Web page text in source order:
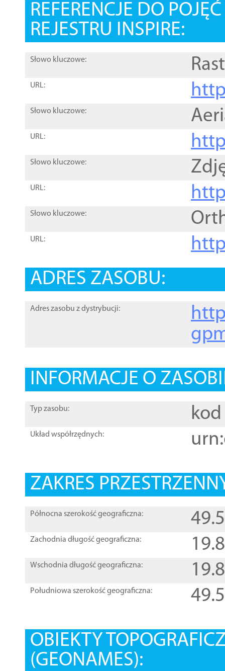
REFERENCJE DO
REJESTRU INSPIRE:
Słowo kluczowe:
URL:
Słowo kluczowe:
URL:
Słowo kluczowe:
URL:
Słowo kluczowe:
URL:
ADRES ZASOBU:
Adres zasobu z dystrybucji:
INFORMACJE O
Typ zasobu: kod
Układ współrzędnych:
ZAKRES
Północna szerokość geograficzna:
Zachodnia długość geograficzna:
Wschodnia długość geograficzna:
Południowa szerokość geograficzna:
OBIEKTY
(GEONAMES):